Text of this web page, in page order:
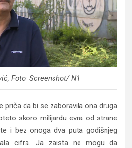
Foto: Screenshot/ N1
priča da bi se zaboravila ona druga
skoro milijardu evra od strane
i bez onoga dva puta godišnjeg
cifra. Ja zaista ne mogu da